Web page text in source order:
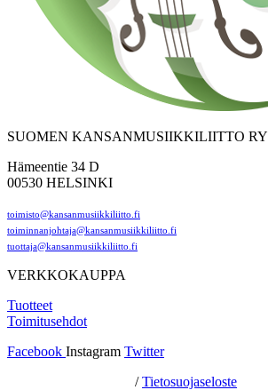
SUOMEN KANSANMUSIIKKILIITTO RY
Hämeentie 34 D
00530 HELSINKI
toimisto@kansanmusiikkiliitto.fi
toiminnanjohtaja@kansanmusiikkiliitto.fi
tuottaja@kansanmusiikkiliitto.fi
VERKKOKAUPPA
Tuotteet
Toimitusehdot
Facebook Instagram Twitter
/Tietosuojaseloste